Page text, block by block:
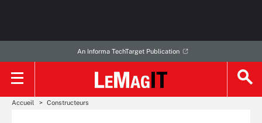
An Informa TechTarget Publication
Accueil Constructeurs